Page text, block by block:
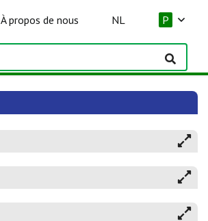
À propos de nous NL P